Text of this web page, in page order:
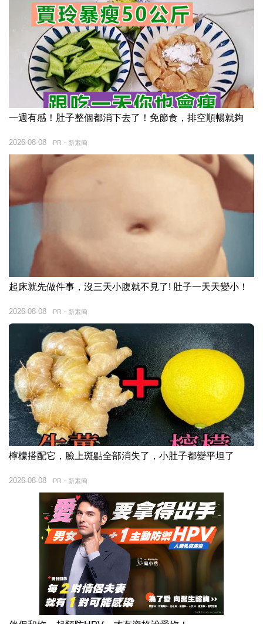
一週有感！肚子整個都消下去了！免節食，排空順暢就夠
PR・新素簡
2026-08-08
起床就先做件事，沒三天小腹就不見了! 肚子一天天變小！
PR・新素簡
2026-08-08
檸檬搭配它，臉上斑點全部消失了，小肚子都變平坦了
PR・新素簡
2026-08-08